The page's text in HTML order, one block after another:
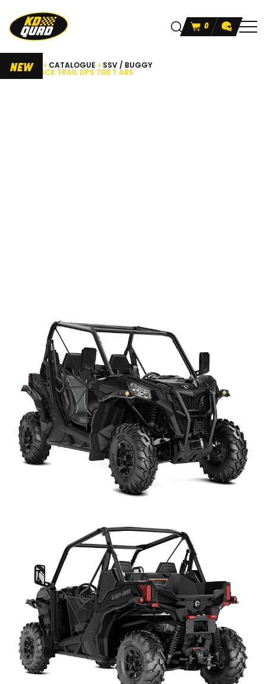
0
ACCUEIL CATALOGUE SSV / BUGGY
MAVERICK TRAIL DPS 700 T ABS
NEW